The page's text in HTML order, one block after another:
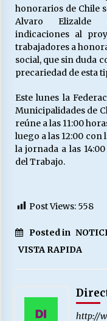
honorarios de Chile
Alvaro Elizalde
indicaciones al
trabajadores a
social, que sin duda
precariedad de esta
Este lunes la
Municipalidades de
reúne a las 11:00
luego a las 12:00
la jornada a las
del Trabajo.
Post Views: 558
Posted in
VISTA RAPIDA
http://